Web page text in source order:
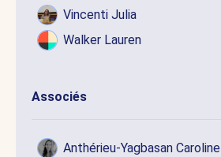
Vincenti Julia
Walker Lauren
Associés
Anthérieu-Yagbasan Caroline